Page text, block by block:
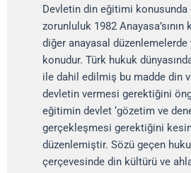
Devletin din eğitimi konusunda
zorunluluk 1982
diğer anayasal
konudur. Türk hukuk
ile dahil edilmiş bu madde din
devletin vermesi gerektiğini
eğitimin devlet ‘gözetim ve
gerçekleşmesi gerektiğini
düzenlemiştir. Sözü geçen
çerçevesinde din kültürü ve